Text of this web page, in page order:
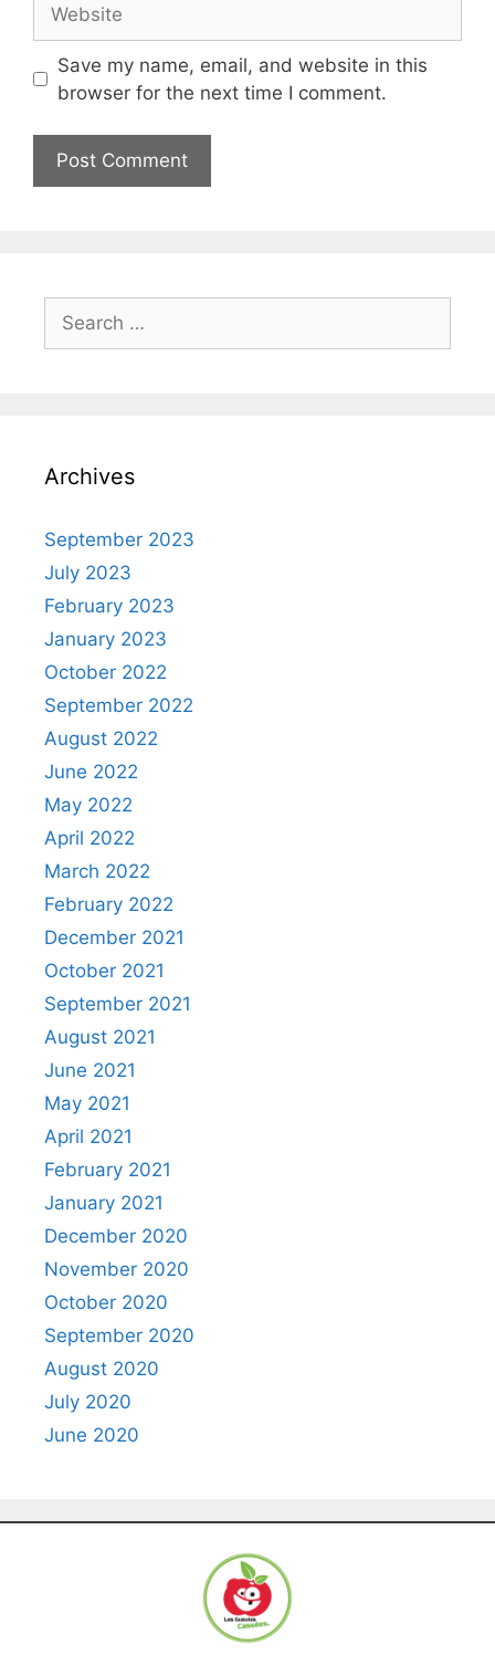
Save my name, email, and website in this
browser for the next time I comment.
Archives
September 2023
July 2023
February 2023
January 2023
October 2022
September 2022
August 2022
June 2022
May 2022
April 2022
March 2022
February 2022
December 2021
October 2021
September 2021
August 2021
June 2021
May 2021
April 2021
February 2021
January 2021
December 2020
November 2020
October 2020
September 2020
August 2020
July 2020
June 2020